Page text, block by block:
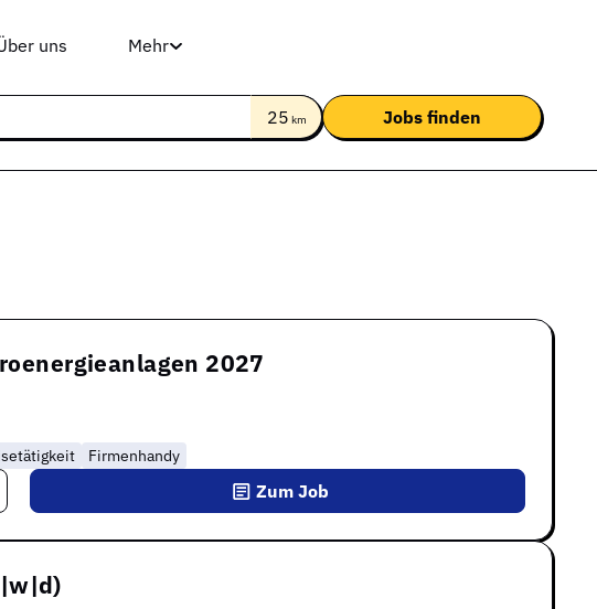
uns Mehr
25 km
2027
Firmenhandy
Zum Job